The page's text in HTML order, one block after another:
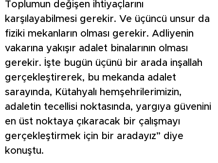
Toplumun değişen ihtiyaçlarını
karşılayabilmesi gerekir. Ve üçüncü unsur da
fiziki mekanların olması gerekir. Adliyenin
vakarına yakışır adalet binalarının olması
gerekir. İşte bugün üçünü bir arada inşallah
gerçekleştirerek, bu mekanda adalet
sarayında, Kütahyalı hemşehrilerimizin,
adaletin tecellisi noktasında, yargıya güvenini
en üst noktaya çıkaracak bir çalışmayı
gerçekleştirmek için bir aradayız” diye
konuştu.